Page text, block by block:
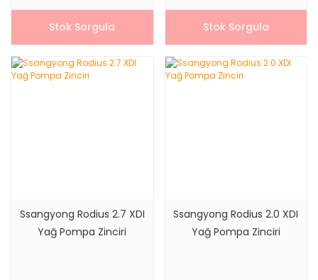
Stok Sorgula Stok Sorgula
Ssangyong Rodius 2.7 XDI
Yağ Pompa Zinciri
Ssangyong Rodius 2.0 XDI
Yağ Pompa Zinciri